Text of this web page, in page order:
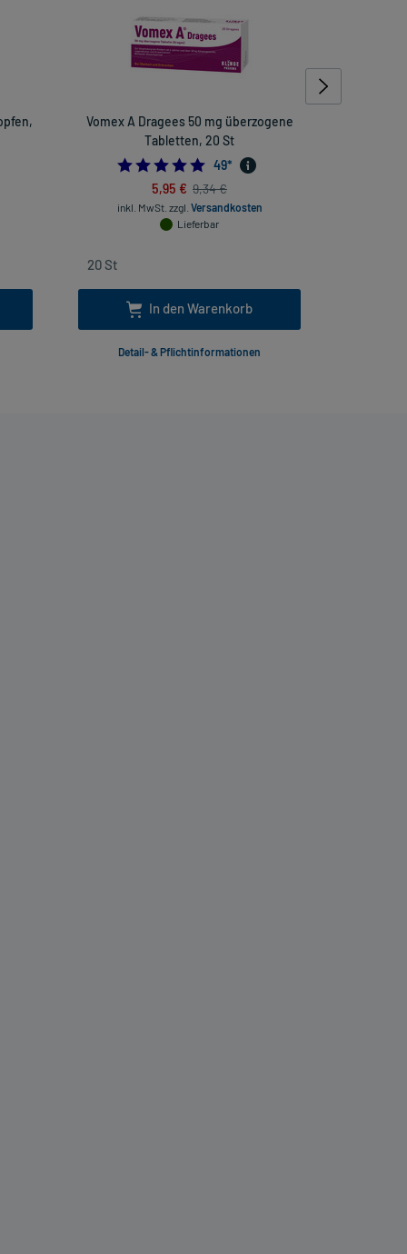
Vomex A Dragees 50 mg überzogene
Tabletten, 20 St
4.836734693877551
49*
5,95 € 9,34 €
inkl. MwSt. zzgl. Versandkosten
Lieferbar
In den Warenkorb
Detail- & Pflichtinformationen